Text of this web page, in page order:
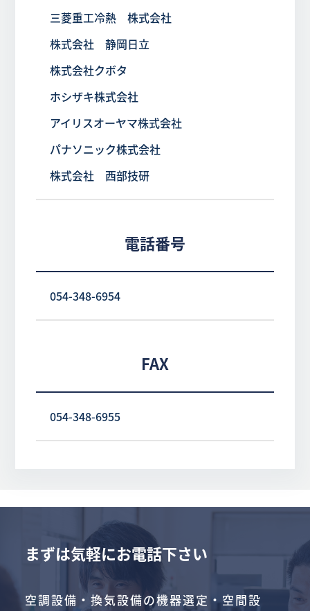
三菱重工冷熱 株式会社
株式会社 静岡日立
株式会社クボタ
ホシザキ株式会社
アイリスオーヤマ株式会社
パナソニック株式会社
株式会社 西部技研
電話番号
054-348-6954
FAX
054-348-6955
まずは気軽にお電話下さい
空調設備・換気設備の機器選定・空間設